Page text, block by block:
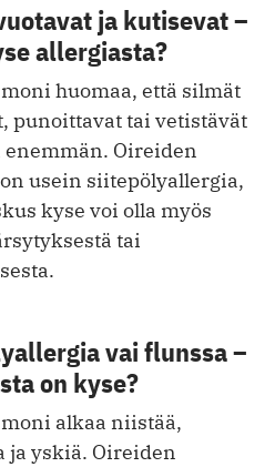
ja kutisevat –
allergiasta?
huomaa, että silmät
punoittavat tai vetistävät
Oireiden
usein siitepölyallergia,
kyse voi olla myös
tai
vai flunssa –
on kyse?
alkaa niistää,
ja yskiä. Oireiden